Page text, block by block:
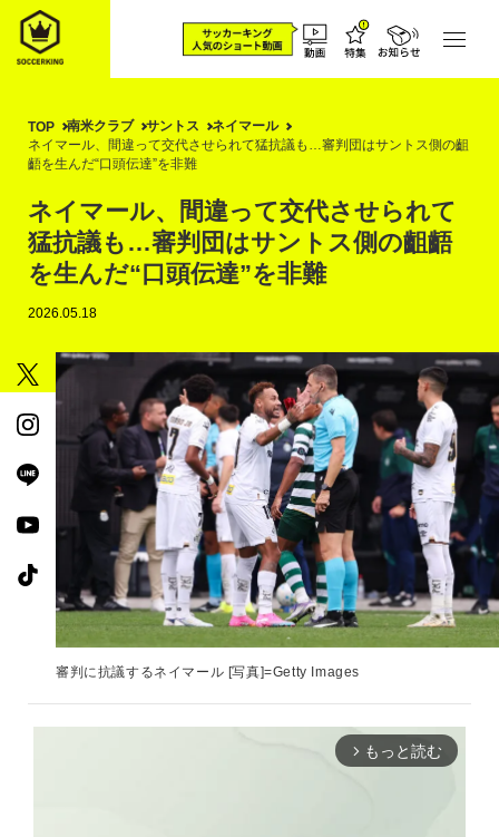
TOP 南米クラブ サントス
ネイマール
ネイマール、間違って交代させられて猛抗議も…審判団はサントス側の齟
齬を生んだ“口頭伝達”を非難
ネイマール、間違って交代させられて
猛抗議も…審判団はサントス側の齟齬
を生んだ“口頭伝達”を非難
2026.05.18
審判に抗議するネイマール [写真]=Getty Images
arrow_forward_ios もっと読む